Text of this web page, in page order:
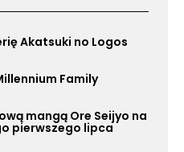
Akatsuki no Logos
Family
mangą Ore Seijyo na
pierwszego lipca